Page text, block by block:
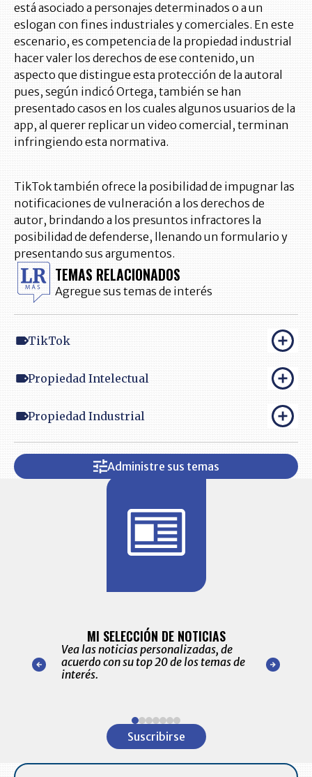
está asociado a personajes determinados o a un
eslogan con fines industriales y comerciales. En este
escenario, es competencia de la propiedad industrial
hacer valer los derechos de ese contenido, un
aspecto que distingue esta protección de la autoral
pues, según indicó Ortega, también se han
presentado casos en los cuales algunos usuarios de la
app, al querer replicar un video comercial, terminan
infringiendo esta normativa.
TikTok también ofrece la posibilidad de impugnar las
notificaciones de vulneración a los derechos de
autor, brindando a los presuntos infractores la
posibilidad de defenderse, llenando un formulario y
presentando sus argumentos.
TEMAS RELACIONADOS
Agregue sus temas de interés
TikTok
Propiedad Intelectual
Propiedad Industrial
Administre sus temas
nuestro
para
MI SELECCIÓN DE NOTICIAS
Vea las noticias personalizadas, de
acuerdo con su top 20 de los temas de
interés.
de las
Suscribirse